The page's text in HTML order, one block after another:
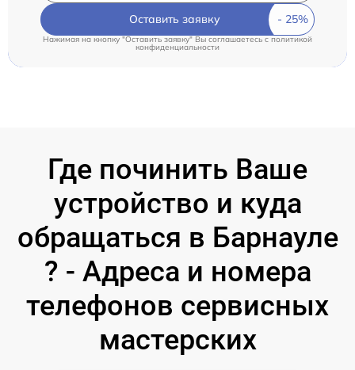
Оставить заявку
Нажимая на кнопку "Оставить заявку" Вы соглашаетесь cполитикой
конфиденциальности
Где починить Ваше
устройство и куда
обращаться в Барнауле
? - Адреса и номера
телефонов сервисных
мастерских